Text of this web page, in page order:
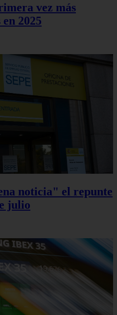
vez más
2025
noticia" el repunte
julio